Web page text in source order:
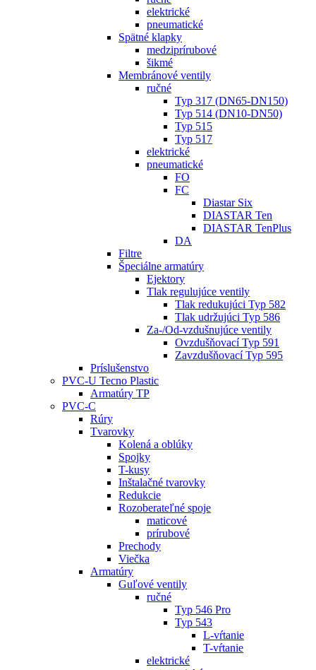
elektrické
pneumatické
Spätné klapky
medziprírubové
šikmé
Membránové ventily
ručné
Typ 317 (DN65-DN150)
Typ 514 (DN10-DN50)
Typ 515
Typ 517
elektrické
pneumatické
FO
FC
Diastar Six
DIASTAR Ten
DIASTAR TenPlus
DA
Filtre
Špeciálne armatúry
Ejektory
Tlak regulujúce ventily
Tlak redukujúci Typ 582
Tlak udržujúci Typ 586
Za-/Od-vzdušnujúce ventily
Ovzdušňovací Typ 591
Zavzdušňovací Typ 595
Príslušenstvo
PVC-U Tecno Plastic
Armatúry TP
PVC-C
Rúry
Tvarovky
Kolená a oblúky
Spojky
T-kusy
Inštalačné tvarovky
Redukcie
Rozoberateľné spoje
maticové
prírubové
Prechody
Viečka
Armatúry
Guľové ventily
ručné
Typ 546 Pro
Typ 543
L-vŕtanie
T-vŕtanie
elektrické